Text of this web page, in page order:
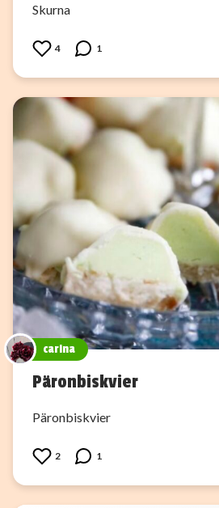
Skurna
4 1
carina
Päronbiskvier
Päronbiskvier
2 1